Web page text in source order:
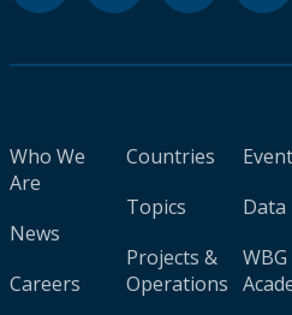
Who We
Are
News
Careers
Countries
Topics
Projects &
Operations
Data
WBG